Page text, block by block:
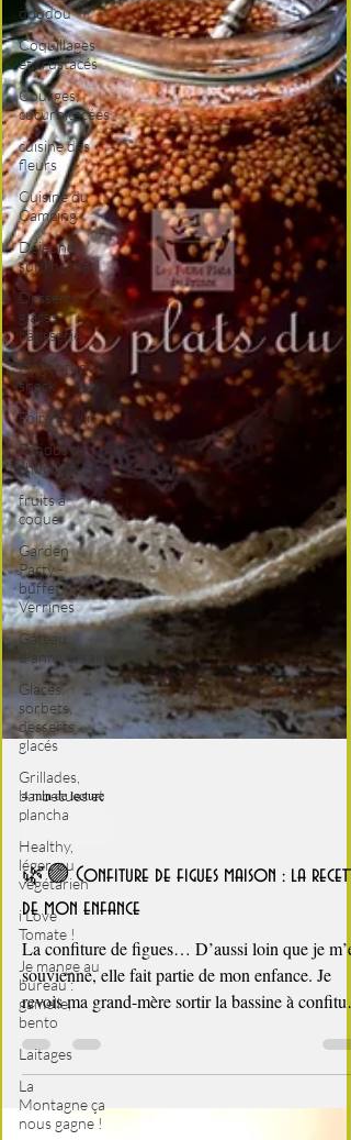
doudou
Coquillages
et crustacés
Courges,
cucurbitacées
cuisine des
fleurs
Cuisine du
Camping
Déjeuner
sur l'herbe
Desserts -
glaces -
pâtisserie
Finger food,
snack
Foire au vin
Fondus de
chocolat
fruits à
coque
Garden
Party -
buffet -
Verrines
Gâteau
d'anniversaire
Glaces,
sorbets,
desserts
glacés
Grillades,
barbecues et
plancha
Healthy,
léger, ou
végétarien
i Love
Tomate !
Je mange au
bureau :
gamelle,
bento
Laitages
La
Montagne ça
nous gagne !
4 min de lecture
Breakfast
🌿🟣 Confiture de figues maison : la recette
de mon enfance
La confiture de figues… D’aussi loin que je
souvienne, elle fait partie de mon enfance. Je
revois ma grand-mère sortir la bassine à
le sucre, le jus de citron, et ramener de gros
paniers remplis de figues fraîchement cueillies
dans les figuiers du jardin. Mon plaisir était de la